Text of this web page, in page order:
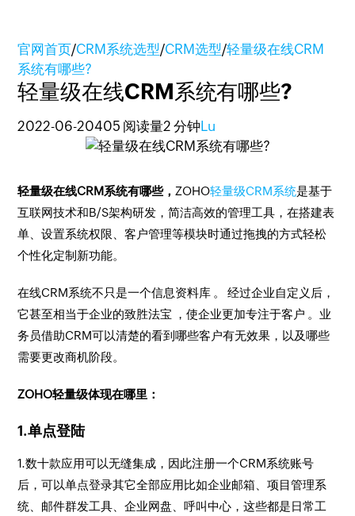
官网首页/CRM系统选型/CRM选型/轻量级在线CRM
系统有哪些?
轻量级在线CRM系统有哪些?
2022-06-20405 阅读量2 分钟 Lu
轻量级在线CRM系统有哪些， ZOHO轻量级CRM系统是基于
互联网技术和B/S架构研发，简洁高效的管理工具，在搭建表
单、设置系统权限、客户管理等模块时通过拖拽的方式轻松
个性化定制新功能。
在线CRM系统不只是一个信息资料库 。 经过企业自定义后，
它甚至相当于企业的致胜法宝 ，使企业更加专注于客户 。业
务员借助CRM可以清楚的看到哪些客户有无效果，以及哪些
需要更改商机阶段。
ZOHO轻量级体现在哪里：
1.单点登陆
1.数十款应用可以无缝集成，因此注册一个CRM系统账号
后，可以单点登录其它全部应用比如企业邮箱、项目管理系
统、邮件群发工具、企业网盘、呼叫中心，这些都是日常工